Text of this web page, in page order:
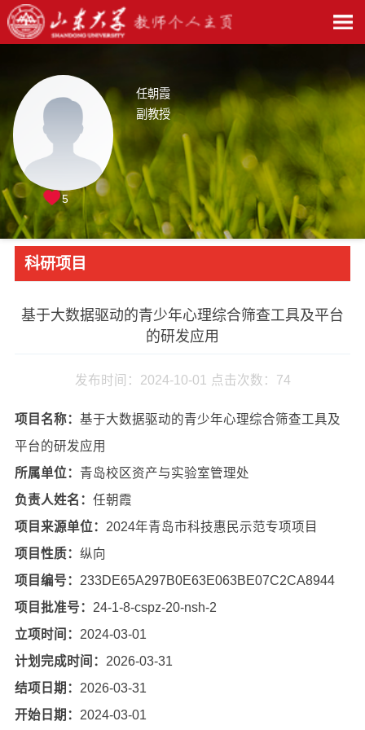
任朝霞
副教授
5
科研项目
基于大数据驱动的青少年心理综合筛查工具及平台
的研发应用
发布时间：2024-10-01 点击次数： 74
项目名称： 基于大数据驱动的青少年心理综合筛查工具及
平台的研发应用
所属单位： 青岛校区资产与实验室管理处
负责人姓名： 任朝霞
项目来源单位： 2024年青岛市科技惠民示范专项项目
项目性质： 纵向
项目编号： 233DE65A297B0E63E063BE07C2CA8944
项目批准号： 24-1-8-cspz-20-nsh-2
立项时间： 2024-03-01
计划完成时间： 2026-03-31
结项日期： 2026-03-31
开始日期： 2024-03-01